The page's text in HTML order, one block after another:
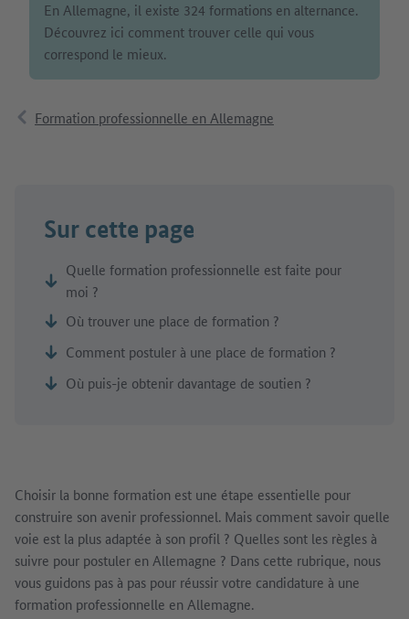
En Allemagne, il existe 324 formations en alternance.
Découvrez ici comment trouver celle qui vous
correspond le mieux.
Formation professionnelle en Allemagne
Sur cette page
Quelle formation professionnelle est faite pour
moi ?
Où trouver une place de formation ?
Comment postuler à une place de formation ?
Où puis-je obtenir davantage de soutien ?
Choisir la bonne formation est une étape essentielle pour
construire son avenir professionnel. Mais comment savoir quelle
voie est la plus adaptée à son profil ? Quelles sont les règles à
suivre pour postuler en Allemagne ? Dans cette rubrique, nous
vous guidons pas à pas pour réussir votre candidature à une
formation professionnelle en Allemagne.